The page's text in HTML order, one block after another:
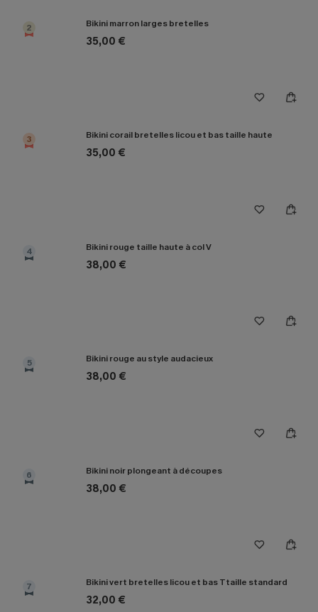
2 Bikini marron larges bretelles
35,00 €
3 Bikini corail bretelles licou et bas taille haute
35,00 €
4 Bikini rouge taille haute à col V
38,00 €
5 Bikini rouge au style audacieux
38,00 €
6 Bikini noir plongeant à découpes
38,00 €
7 Bikini vert bretelles licou et bas Ttaille standard
32,00 €